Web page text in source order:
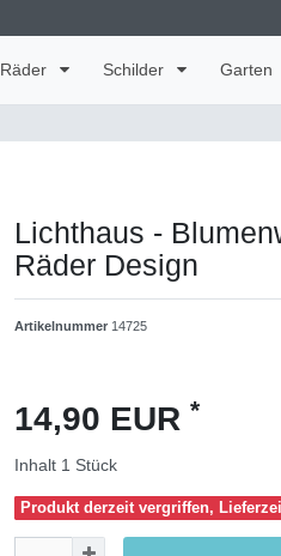
Räder Schilder Garten
Lichthaus -
Räder Design
Artikelnummer 14725
14,90 EUR *
Inhalt 1 Stück
Produkt derzeit vergriffen,